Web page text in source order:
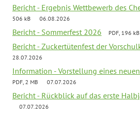
Bericht - Ergebnis Wettbewerb des
506 kB
06.08.2026
Bericht - Sommerfest 2026 PDF, 196 kB
Bericht - Zuckertütenfest der
28.07.2026
Information - Vorstellung eines
PDF, 2 MB 07.07.2026
Bericht - Rückblick auf das erste
07.07.2026